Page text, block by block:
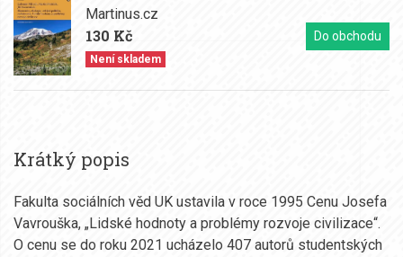
Martinus.cz
130 Kč
Není skladem
Do obchodu
Krátký popis
Fakulta sociálních věd UK ustavila v roce 1995 Cenu Josefa
Vavrouška, „Lidské hodnoty a problémy rozvoje civilizace“.
O cenu se do roku 2021 ucházelo 407 autorů studentských